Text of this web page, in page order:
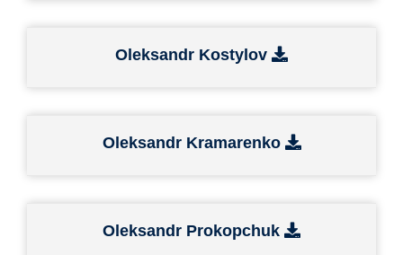
Oleksandr Kostylov
Oleksandr Kramarenko
Oleksandr Prokopchuk